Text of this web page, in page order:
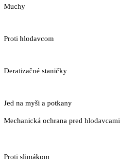
Muchy
Proti hlodavcom
Deratizačné staničky
Jed na myši a potkany
Mechanická ochrana pred hlodavcami
Proti slimákom